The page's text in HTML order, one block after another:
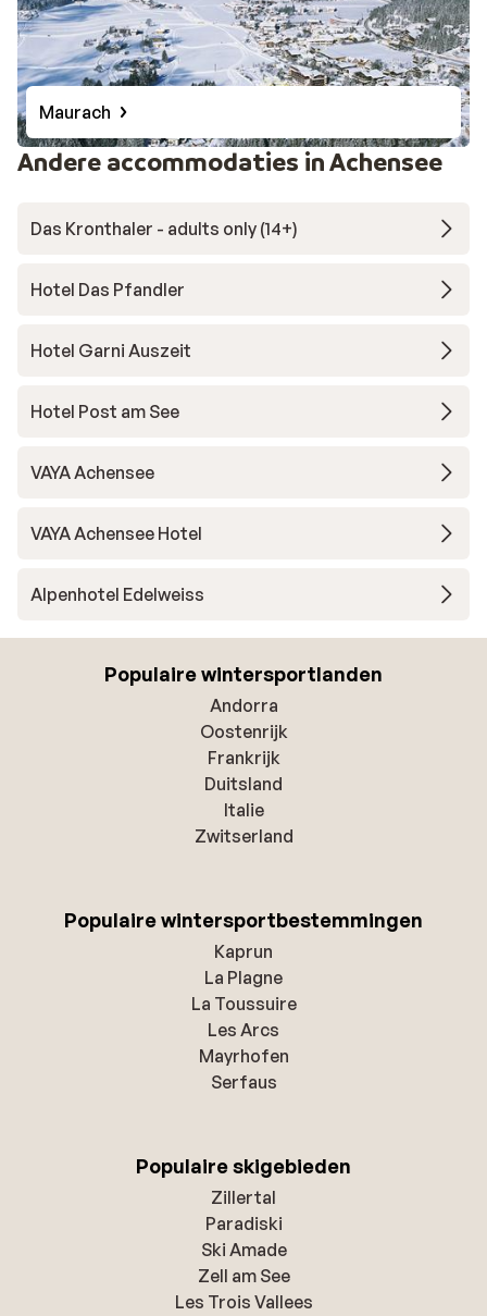
Maurach
Andere accommodaties in Achensee
Das Kronthaler - adults only (14+)
Hotel Das Pfandler
Hotel Garni Auszeit
Hotel Post am See
VAYA Achensee
VAYA Achensee Hotel
Alpenhotel Edelweiss
Populaire wintersportlanden
Andorra
Oostenrijk
Frankrijk
Duitsland
Italie
Zwitserland
Populaire wintersportbestemmingen
Kaprun
La Plagne
La Toussuire
Les Arcs
Mayrhofen
Serfaus
Populaire skigebieden
Zillertal
Paradiski
Ski Amade
Zell am See
Les Trois Vallees